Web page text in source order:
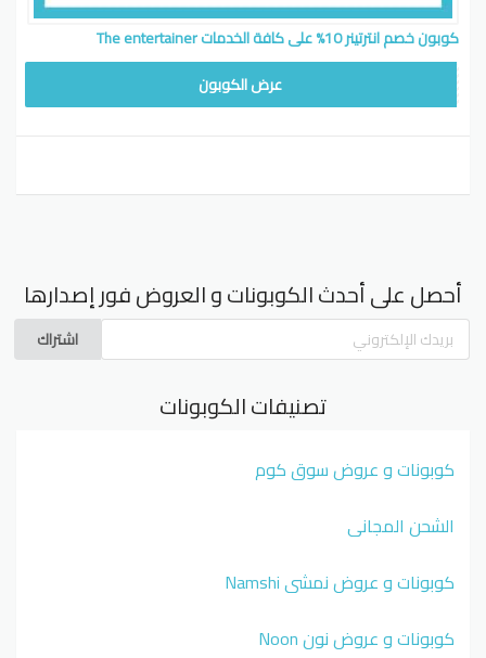
كوبون خصم انترتينر 10% على كافة الخدمات The entertainer
عرض الكوبون
أحصل على أحدث الكوبونات و العروض فور إصدارها
اشتراك
تصنيفات الكوبونات
كوبونات و عروض سوق كوم
الشحن المجاني
كوبونات و عروض نمشي Namshi
كوبونات و عروض نون Noon